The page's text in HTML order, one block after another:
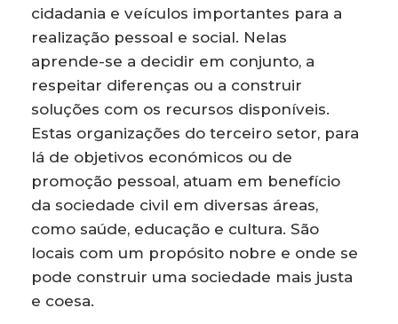
cidadania e veículos importantes para a
realização pessoal e social. Nelas
aprende-se a decidir em conjunto, a
respeitar diferenças ou a construir
soluções com os recursos disponíveis.
Estas organizações do terceiro setor, para
lá de objetivos económicos ou de
promoção pessoal, atuam em benefício
da sociedade civil em diversas áreas,
como saúde, educação e cultura. São
locais com um propósito nobre e onde se
pode construir uma sociedade mais justa
e coesa.